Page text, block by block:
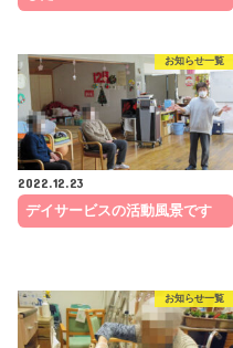
お知らせ一覧
2022.12.23
デイサービスの活動風景です
お知らせ一覧